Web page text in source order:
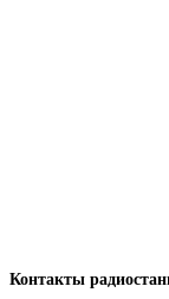
Контакты